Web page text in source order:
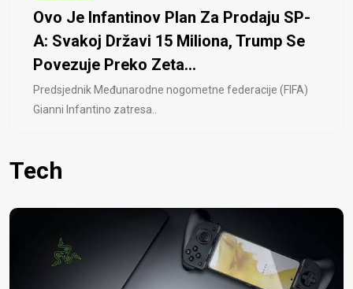
Ovo Je Infantinov Plan Za Prodaju SP-
A: Svakoj Državi 15 Miliona, Trump Se
Povezuje Preko Zeta...
Predsjednik Međunarodne nogometne federacije (FIFA)
Gianni Infantino zatresa..
Tech